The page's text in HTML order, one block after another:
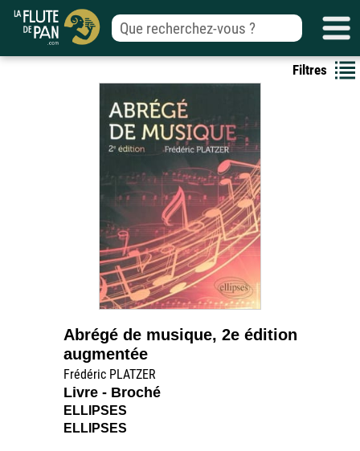
Filtres
Abrégé de musique, 2e édition
augmentée
Frédéric PLATZER
Livre - Broché
ELLIPSES
ELLIPSES